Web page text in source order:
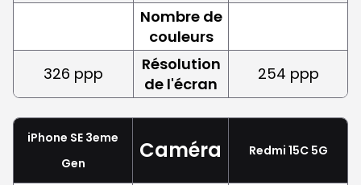
Nombre de
couleurs
326 ppp
Résolution
de l'écran
254 ppp
iPhone SE 3eme
Gen
Caméra Redmi 15C 5G